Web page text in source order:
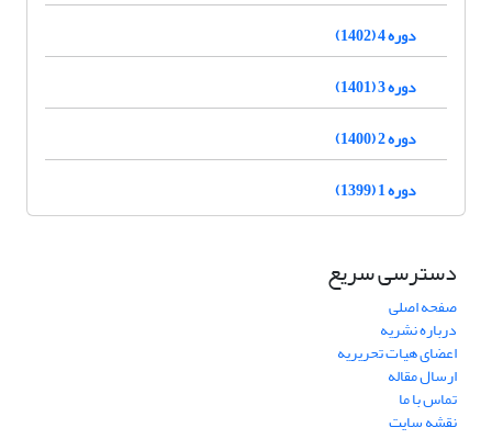
دوره 4 (1402)
دوره 3 (1401)
دوره 2 (1400)
دوره 1 (1399)
دسترسی سریع
صفحه اصلی
درباره نشریه
اعضای هیات تحریریه
ارسال مقاله
تماس با ما
نقشه سایت